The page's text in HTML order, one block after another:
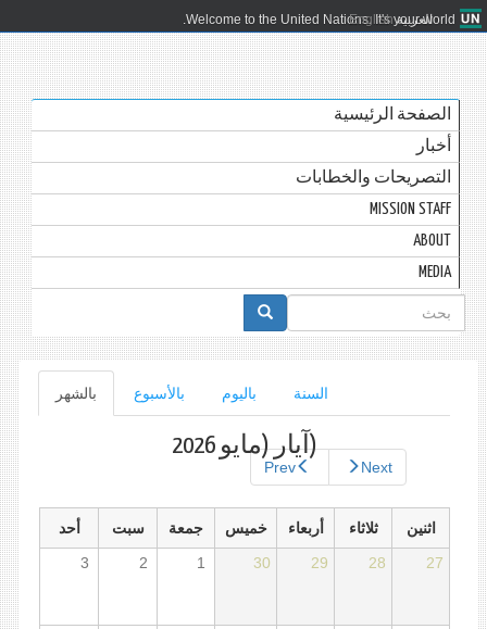
Welcome to the United Nations. It's your world.
العربية English
الصفحة الرئيسية
أخبار
التصريحات والخطابات
MISSION STAFF
ABOUT
MEDIA
استمارة
البحث
الأساسية
بالشهر
(علامة
التبويب
النشطة)
بالأسبوع باليوم السنة
Prev Next
(آيار (مايو 2026
اثنين ثلاثاء أربعاء خميس جمعة سبت
أحد
27
28
29
30
1
2
3